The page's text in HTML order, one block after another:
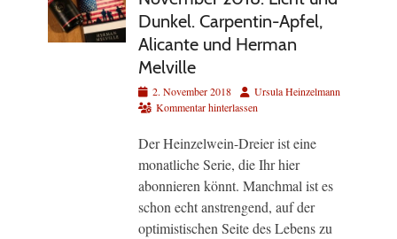
Dunkel. Carpentin-Apfel,
Alicante und Herman
Melville
Veröffentlicht
am
2. November 2018 AutorUrsula Heinzelmann
Kommentar hinterlassen
Der Heinzelwein-Dreier ist eine
monatliche Serie, die Ihr hier
abonnieren könnt. Manchmal ist es
schon echt anstrengend, auf der
optimistischen Seite des Lebens zu